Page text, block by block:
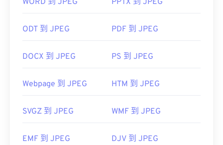
择“打开方式”。
Chrome） 、Microsoft 应用程序（例如
Preview）
上自动打开。
首次发布：1992年9月18日
WORD 到 JPEG PPTX 到 JPEG
ODT 到 JPEG PDF 到 JPEG
DOCX 到 JPEG PS 到 JPEG
Webpage 到 JPEG HTM 到 JPEG
SVGZ 到 JPEG WMF 到 JPEG
EMF 到 JPEG DJV 到 JPEG